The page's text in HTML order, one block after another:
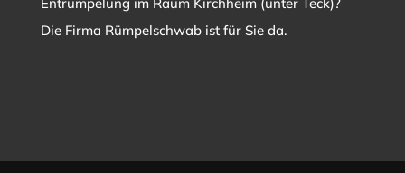
Die Firma Rümpelschwab ist für Sie da.